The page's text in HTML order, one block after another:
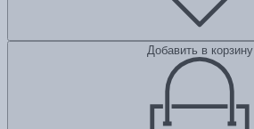
Добавить в корзину